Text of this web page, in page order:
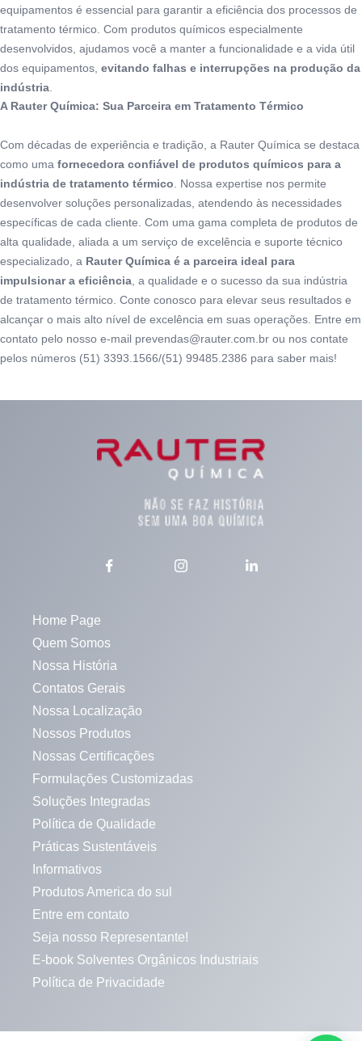
equipamentos é essencial para garantir a eficiência dos processos de
tratamento térmico. Com produtos químicos especialmente
desenvolvidos, ajudamos você a manter a funcionalidade e a vida útil
dos equipamentos, evitando falhas e interrupções na produção da
indústria
A Rauter Química: Sua Parceira em Tratamento Térmico
Com décadas de experiência e tradição, a Rauter Química se destaca
como uma fornecedora confiável de produtos químicos para a
indústria de tratamento térmico . Nossa expertise nos permite
desenvolver soluções personalizadas, atendendo às necessidades
específicas de cada cliente. Com uma gama completa de produtos de
alta qualidade, aliada a um serviço de excelência e suporte técnico
especializado, a Rauter Química é a parceira ideal para
impulsionar a eficiência , a qualidade e o sucesso da sua indústria
de tratamento térmico. Conte conosco para elevar seus resultados e
alcançar o mais alto nível de excelência em suas operações. Entre em
contato pelo nosso e-mail prevendas@rauter.com.br ou nos contate
pelos números (51) 3393.1566/(51) 99485.2386 para saber mais!
Home Page
Quem Somos
Nossa História
Contatos Gerais
Nossa Localização
Nossos Produtos
Nossas Certificações
Formulações Customizadas
Soluções Integradas
Política de Qualidade
Práticas Sustentáveis
Informativos
Produtos America do sul
Entre em contato
Seja nosso Representante!
E-book Solventes Orgânicos Industriais
Política de Privacidade